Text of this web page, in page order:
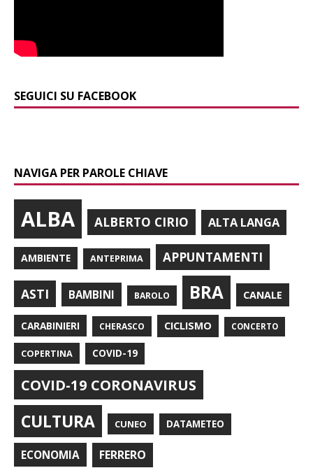
SEGUICI SU FACEBOOK
NAVIGA PER PAROLE CHIAVE
ALBA ALBERTO CIRIO ALTA LANGA
AMBIENTE ANTEPRIMA APPUNTAMENTI
ASTI BAMBINI BAROLO BRA CANALE
CARABINIERI CHERASCO CICLISMO CONCERTO
COPERTINA COVID-19
COVID-19 CORONAVIRUS
CULTURA CUNEO DATAMETEO
ECONOMIA FERRERO